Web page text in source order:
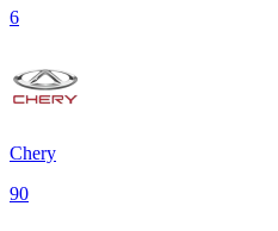
6
Chery
90